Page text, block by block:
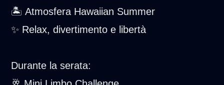
🏝️ Atmosfera Hawaiian Summer
✨ Relax, divertimento e libertà
Durante la serata: